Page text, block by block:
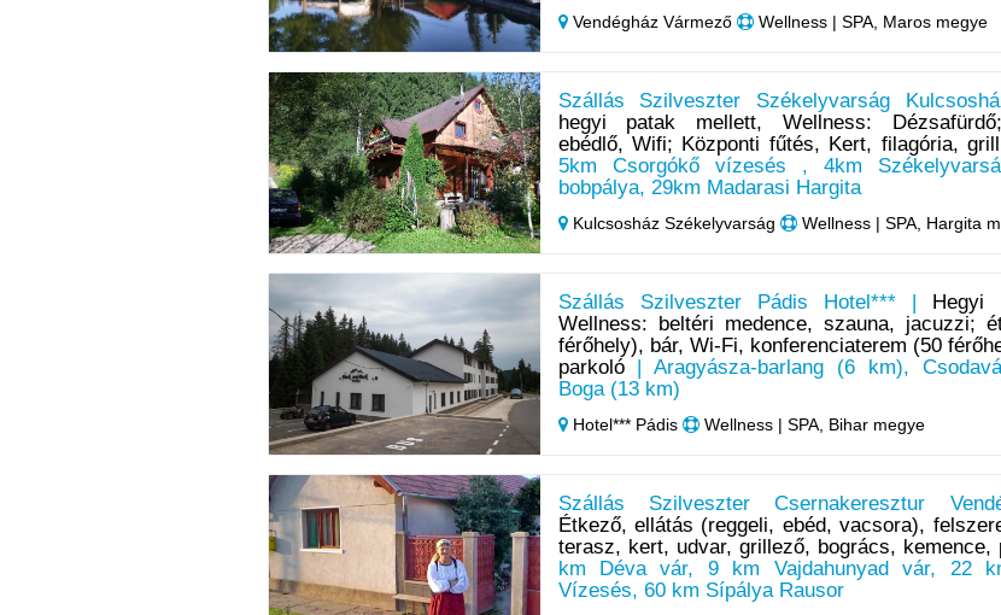
Vendégház Vármező Wellness | SPA, Maros megye
Szállás Szilveszter Székelyvarság
hegyi patak mellett, Wellness:
ebédlő, Wifi; Központi fűtés, Kert, filagória,
5km Csorgókő vízesés , 4km
bobpálya, 29km Madarasi Hargita
Kulcsosház Székelyvarság Wellness | SPA, Hargita
Szállás Szilveszter Pádis Hotel*** |
Hegyi
Wellness: beltéri medence, szauna, jacuzzi;
férőhely), bár, Wi-Fi, konferenciaterem (50
parkoló| Aragyásza-barlang (6 km),
Boga (13 km)
Hotel*** Pádis Wellness | SPA, Bihar megye
Szállás Szilveszter Csernakeresztur
Étkező, ellátás (reggeli, ebéd, vacsora),
terasz, kert, udvar, grillező, bogrács, kemence,
km Déva vár, 9 km Vajdahunyad vár, 22
Vízesés, 60 km Sípálya Rausor